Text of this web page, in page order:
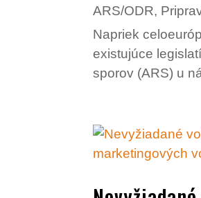
ARS/ODR,
Napriek
existujúce
sporov (ARS) u